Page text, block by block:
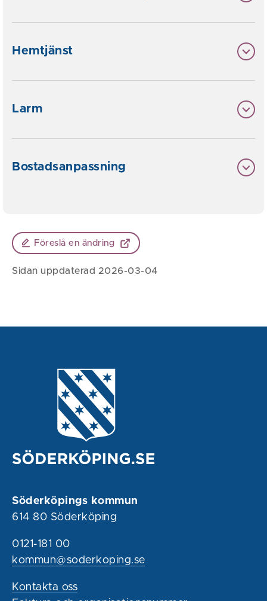
Hemtjänst
Larm
Bostadsanpassning
Föreslå en ändring
Sidan uppdaterad 2026-03-04
Söderköpings kommun
614 80 Söderköping
0121-181 00
kommun@soderkoping.se
Kontakta oss